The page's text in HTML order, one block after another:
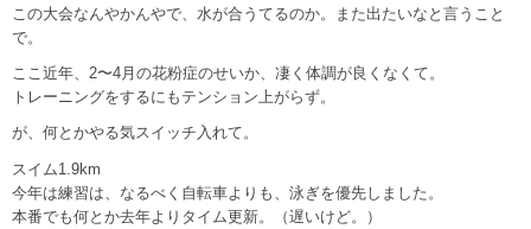
この大会なんやかんやで、水が合うてるのか。また出たいなと言うこと
で。
ここ近年、2〜4月の花粉症のせいか、凄く体調が良くなくて。
トレーニングをするにもテンション上がらず。
が、何とかやる気スイッチ入れて。
スイム1.9km
今年は練習は、なるべく自転車よりも、泳ぎを優先しました。
本番でも何とか去年よりタイム更新。（遅いけど。）